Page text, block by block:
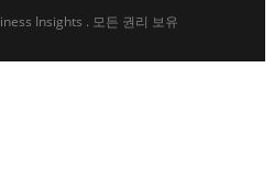
Insights . 모든 권리 보유